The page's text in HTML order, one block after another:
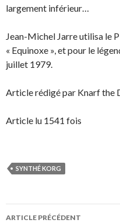
largement inférieur…
Jean-Michel Jarre utilisa le
« Equinoxe », et pour le
juillet 1979.
Article rédigé par Knarf the
Article lu 1541 fois
SYNTHÉ KORG
Navigation
ARTICLE PRÉCÉDENT